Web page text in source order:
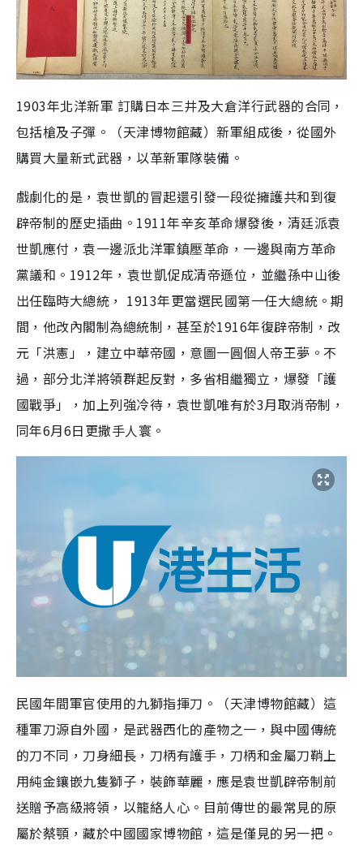
1903年北洋新軍 訂購日本三井及大倉洋行武器的合同，
包括槍及子彈。（天津博物館藏）新軍組成後，從國外
購買大量新式武器，以革新軍隊裝備。
戲劇化的是，袁世凱的冒起還引發一段從擁護共和到復
辟帝制的歷史插曲。1911年辛亥革命爆發後，清廷派袁
世凱應付，袁一邊派北洋軍鎮壓革命，一邊與南方革命
黨議和。1912年，袁世凱促成清帝遜位，並繼孫中山後
出任臨時大總統， 1913年更當選民國第一任大總統。期
間，他改內閣制為總統制，甚至於1916年復辟帝制，改
元「洪憲」，建立中華帝國，意圖一圓個人帝王夢。不
過，部分北洋將領群起反對，多省相繼獨立，爆發「護
國戰爭」，加上列強冷待，袁世凱唯有於3月取消帝制，
同年6月6日更撒手人寰。
民國年間軍官使用的九獅指揮刀。（天津博物館藏）這
種軍刀源自外國，是武器西化的產物之一，與中國傳統
的刀不同，刀身細長，刀柄有護手，刀柄和金屬刀鞘上
用純金鑲嵌九隻獅子，裝飾華麗，應是袁世凱辟帝制前
送贈予高級將領，以籠絡人心。目前傳世的最常見的原
屬於蔡顎，藏於中國國家博物館，這是僅見的另一把。